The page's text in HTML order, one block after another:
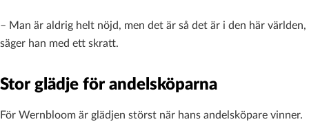
– Man är aldrig helt nöjd, men det är så det är i den här världen,
säger han med ett skratt.
Stor glädje för andelsköparna
För Wernbloom är glädjen störst när hans andelsköpare vinner.